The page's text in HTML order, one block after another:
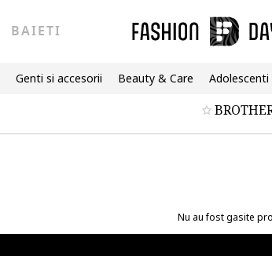
BAIETI
Genti si accesorii Beauty & Care Adolescenti
Nu au fost gasite